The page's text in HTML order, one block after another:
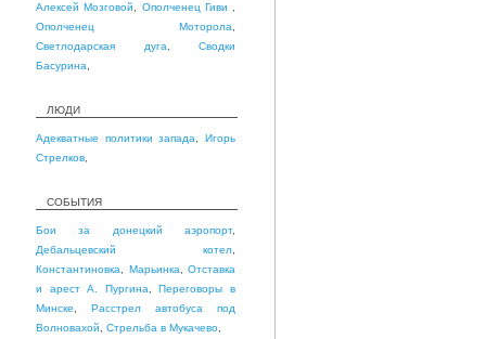
Алексей Мозговой
Ополченец Гиви
Ополченец Моторола
Светлодарская дуга
Сводки
Басурина
ЛЮДИ
Адекватные политики запада ,Игорь
Стрелков
СОБЫТИЯ
Бои за донецкий аэропорт,
Дебальцевский котел
Константиновка
Марьинка
Отставка
и арест А. Пургина ,Переговоры в
Минске
Расстрел автобуса под
Волновахой
Стрельба в Мукачево